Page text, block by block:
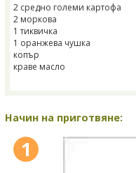
2 средно големи картофа
2 моркова
1 тиквичка
1 оранжева чушка
копър
краве масло
Начин на приготвяне:
1